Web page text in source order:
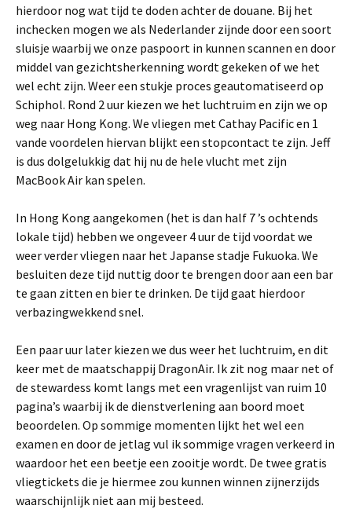
hierdoor nog wat tijd te doden achter de douane. Bij het
inchecken mogen we als Nederlander zijnde door een soort
sluisje waarbij we onze paspoort in kunnen scannen en door
middel van gezichtsherkenning wordt gekeken of we het
wel echt zijn. Weer een stukje proces geautomatiseerd op
Schiphol. Rond 2 uur kiezen we het luchtruim en zijn we op
weg naar Hong Kong. We vliegen met Cathay Pacific en 1
vande voordelen hiervan blijkt een stopcontact te zijn. Jeff
is dus dolgelukkig dat hij nu de hele vlucht met zijn
MacBook Air kan spelen.
In Hong Kong aangekomen (het is dan half 7 ’s ochtends
lokale tijd) hebben we ongeveer 4 uur de tijd voordat we
weer verder vliegen naar het Japanse stadje Fukuoka. We
besluiten deze tijd nuttig door te brengen door aan een bar
te gaan zitten en bier te drinken. De tijd gaat hierdoor
verbazingwekkend snel.
Een paar uur later kiezen we dus weer het luchtruim, en dit
keer met de maatschappij DragonAir. Ik zit nog maar net of
de stewardess komt langs met een vragenlijst van ruim 10
pagina’s waarbij ik de dienstverlening aan boord moet
beoordelen. Op sommige momenten lijkt het wel een
examen en door de jetlag vul ik sommige vragen verkeerd in
waardoor het een beetje een zooitje wordt. De twee gratis
vliegtickets die je hiermee zou kunnen winnen zijnerzijds
waarschijnlijk niet aan mij besteed.